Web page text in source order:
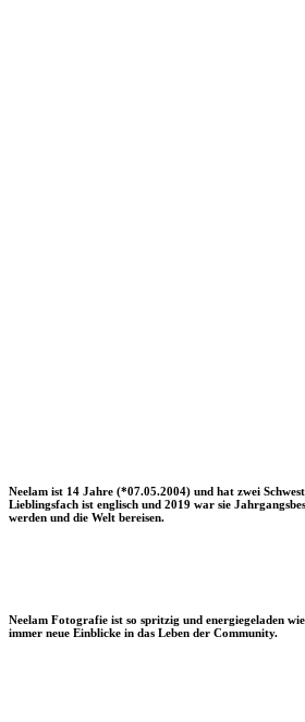
Neelam ist 14 Jahre (*07.05.2004) und hat zwei
Lieblingsfach ist englisch und 2019 war sie
werden und die Welt bereisen.
Neelam Fotografie ist so spritzig und energiegeladen
immer neue Einblicke in das Leben der Community.